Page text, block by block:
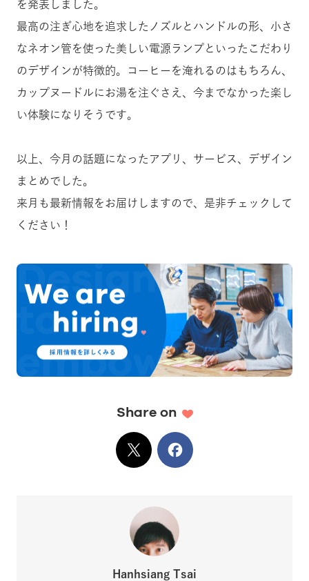
を発表しました。
最高の注ぎ心地を追求したノズルとハンドルの形、小さ
なネオン管を使った美しい電源ランプといったこだわり
のデザインが特徴的。コーヒーを淹れるのはもちろん、
カップヌードルにお湯を注ぐさえ、今までなかった楽し
い体験になりそうです。
以上、今月の話題になったアプリ、サービス、デザイン
まとめでした。
来月も最新情報をお届けしますので、是非チェックして
ください！
Share on
XでシェアFacebook
Hanhsiang Tsai